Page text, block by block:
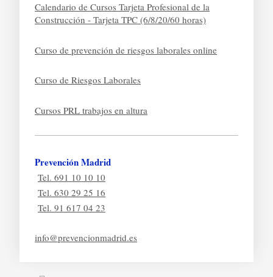
Calendario de Cursos Tarjeta Profesional de la
Construcción - Tarjeta TPC (6/8/20/60 horas)
Curso de prevención de riesgos laborales online
Curso de Riesgos Laborales
Cursos PRL trabajos en altura
Prevención Madrid
Tel. 691 10 10 10
Tel. 630 29 25 16
Tel. 91 617 04 23
info@prevencionmadrid.es